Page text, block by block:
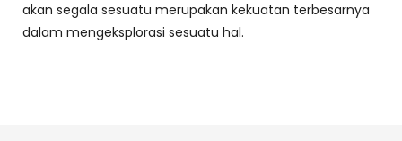
akan segala sesuatu merupakan kekuatan terbesarnya
dalam mengeksplorasi sesuatu hal.